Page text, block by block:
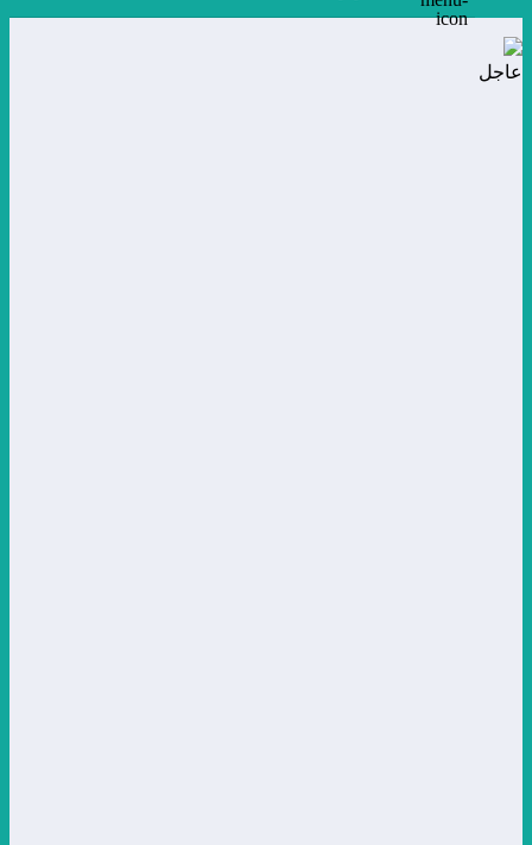
عاجل